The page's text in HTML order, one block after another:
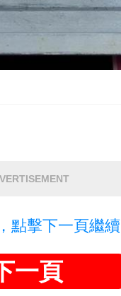
點擊下一頁繼續
一頁